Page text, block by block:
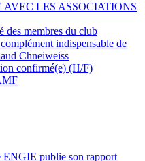
LES ASSOCIATIONS
des membres du club
indispensable de
Chneiweiss
confirmé(e) (H/F)
publie son rapport